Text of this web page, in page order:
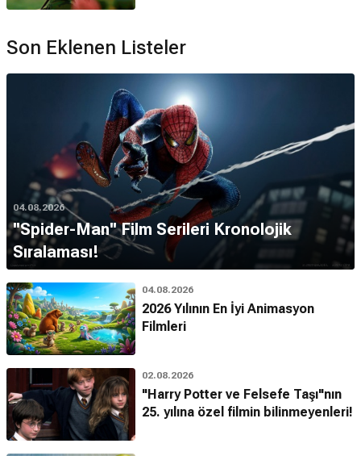
Son Eklenen Listeler
04.08.2026
''Spider-Man'' Film Serileri Kronolojik
Sıralaması!
04.08.2026
2026 Yılının En İyi Animasyon
Filmleri
02.08.2026
"Harry Potter ve Felsefe Taşı"nın
25. yılına özel filmin bilinmeyenleri!